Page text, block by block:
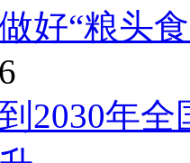
好“粮头
6
到2030年